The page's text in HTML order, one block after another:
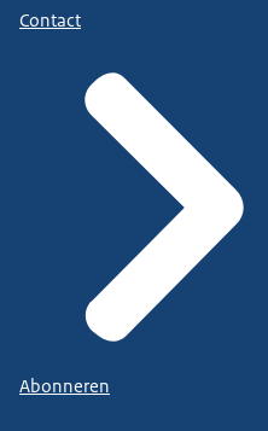
Contact
Abonneren